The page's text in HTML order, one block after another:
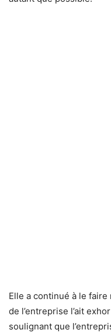
Elle a continué à le
de l’entreprise l’ait
soulignant que